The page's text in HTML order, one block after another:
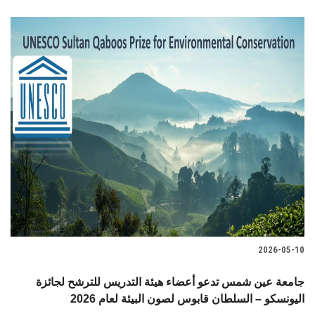
2026-05-10
جامعة عين شمس تدعو أعضاء هيئة التدريس للترشح لجائزة
اليونسكو – السلطان قابوس لصون البيئة لعام 2026